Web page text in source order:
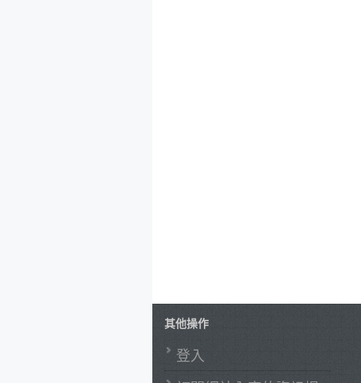
其他操作
登入